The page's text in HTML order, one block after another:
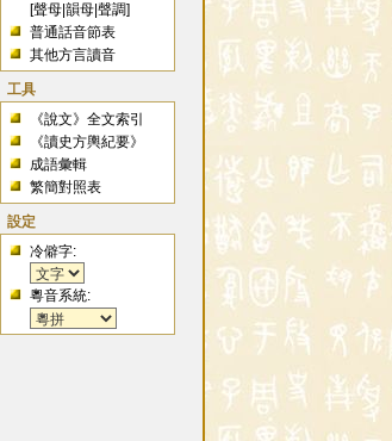
[聲母 |韻母 |聲調]
普通話音節表
其他方言讀音
工具
《說文》全文索引
《讀史方輿紀要》
成語彙輯
繁簡對照表
設定
冷僻字:
粵音系統: